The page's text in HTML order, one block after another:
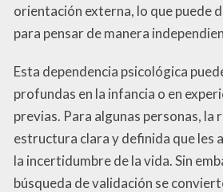
orientación externa, lo que puede
para pensar de manera
Esta dependencia psicológica
profundas en la infancia o en
previas. Para algunas personas, la
estructura clara y definida que les
la incertidumbre de la vida. Sin
búsqueda de validación se